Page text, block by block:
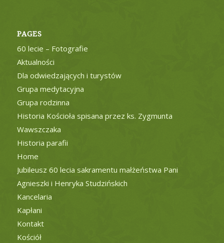
PAGES
60 lecie – Fotografie
Aktualności
Dla odwiedzających i turystów
Grupa medytacyjna
Grupa rodzinna
Historia Kościoła spisana przez ks. Zygmunta
Wawszczaka
Historia parafii
Home
Jubileusz 60 lecia sakramentu małżeństwa Pani
Agnieszki i Henryka Studzińskich
Kancelaria
Kapłani
Kontakt
Kościół